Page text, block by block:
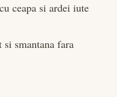
si ardei iute
fara